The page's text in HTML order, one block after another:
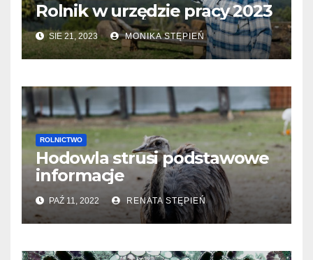
Rolnik w urzędzie pracy 2023
SIE 21, 2023 MONIKA STĘPIEŃ
ROLNICTWO
Hodowla strusi podstawowe
informacje
PAŹ 11, 2022 RENATA STĘPIEŃ